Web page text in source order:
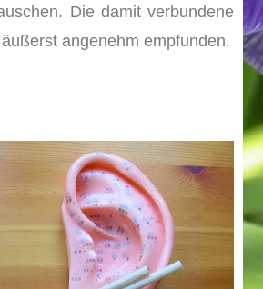
Die damit verbundene
angenehm empfunden.